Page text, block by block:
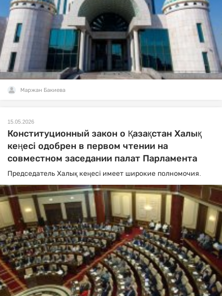
Маржан Бакиева
15.05.2026
Конституционный закон о Қазақстан Халық
кеңесі одобрен в первом чтении на
совместном заседании палат Парламента
Председатель Халық кеңесі имеет широкие полномочия.